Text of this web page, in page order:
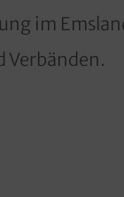
im
Verbänden.